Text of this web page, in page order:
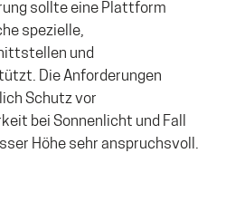
sollte eine Plattform
spezielle,
und
Die Anforderungen
Schutz vor
bei Sonnenlicht und Fall
Höhe sehr anspruchsvoll.